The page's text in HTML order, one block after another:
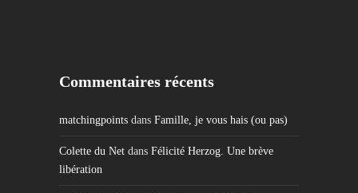
Commentaires récents
matchingpoints dans Famille, je vous hais (ou pas)
Colette du Net dans Félicité Herzog. Une brève
libération